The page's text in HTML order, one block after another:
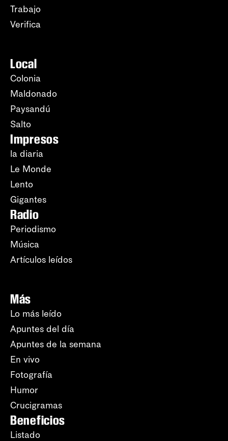
Trabajo
Verifica
Local
Colonia
Maldonado
Paysandú
Salto
Impresos
la diaria
Le Monde
Lento
Gigantes
Radio
Periodismo
Música
Artículos leídos
Más
Lo más leído
Apuntes del día
Apuntes de la semana
En vivo
Fotografía
Humor
Crucigramas
Beneficios
Listado